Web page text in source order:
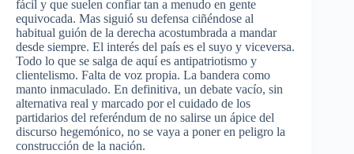
fácil y que suelen confiar tan a menudo en gente
equivocada. Mas siguió su defensa ciñéndose al
habitual guión de la derecha acostumbrada a mandar
desde siempre. El interés del país es el suyo y viceversa.
Todo lo que se salga de aquí es antipatriotismo y
clientelismo. Falta de voz propia. La bandera como
manto inmaculado. En definitiva, un debate vacío, sin
alternativa real y marcado por el cuidado de los
partidarios del referéndum de no salirse un ápice del
discurso hegemónico, no se vaya a poner en peligro la
construcción de la nación.